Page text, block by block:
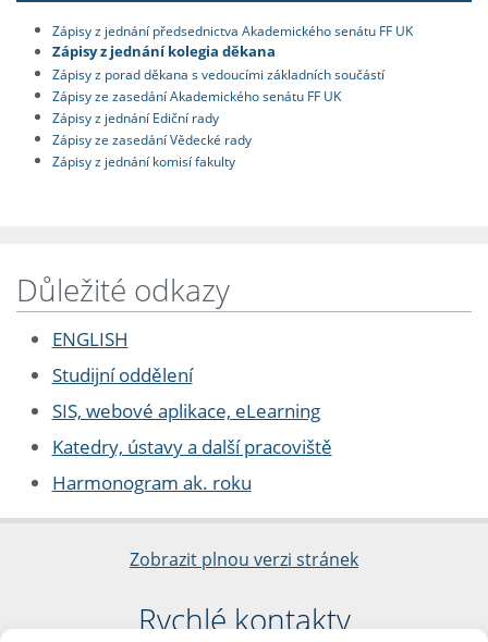
Zápisy z jednání předsednictva Akademického senátu FF UK
Zápisy z jednání kolegia děkana
Zápisy z porad děkana s vedoucími základních součástí
Zápisy ze zasedání Akademického senátu FF UK
Zápisy z jednání Ediční rady
Zápisy ze zasedání Vědecké rady
Zápisy z jednání komisí fakulty
Důležité odkazy
ENGLISH
Studijní oddělení
SIS, webové aplikace, eLearning
Katedry, ústavy a další pracoviště
Harmonogram ak. roku
Zobrazit plnou verzi stránek
Rychlé kontakty